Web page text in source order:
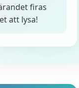
firas
att lysa!